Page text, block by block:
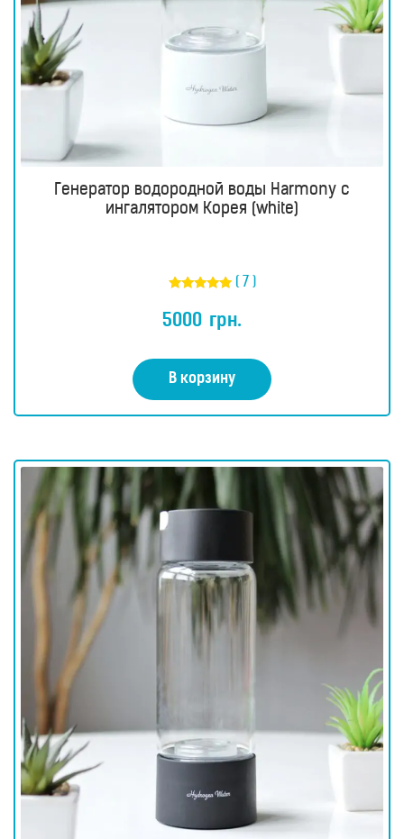
Генератор водородной воды Harmony с
ингалятором Корея (white)
4.86
из 5
( 7 )
5000 грн.
В корзину